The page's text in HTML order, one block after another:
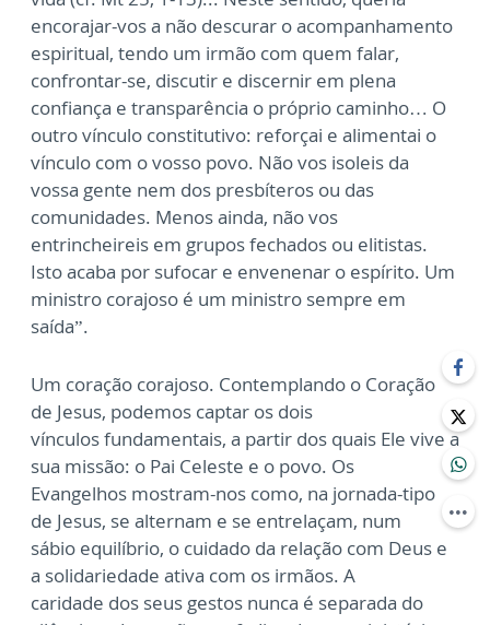
encorajar-vos a não descurar o acompanhamento
espiritual, tendo um irmão com quem falar,
confrontar-se, discutir e discernir em plena
confiança e transparência o próprio caminho… O
outro vínculo constitutivo: reforçai e alimentai o
vínculo com o vosso povo. Não vos isoleis da
vossa gente nem dos presbíteros ou das
comunidades. Menos ainda, não vos
entrincheireis em grupos fechados ou elitistas.
Isto acaba por sufocar e envenenar o espírito. Um
ministro corajoso é um ministro sempre em
saída”.
Um coração corajoso. Contemplando o Coração
de Jesus, podemos captar os dois
vínculosfundamentais, a partir dos quais Ele vive a
sua missão: o Pai Celeste e o povo. Os
Evangelhos mostram-nos como, na jornada-tipo
de Jesus, se alternam e se entrelaçam, num
sábio equilíbrio, o cuidado da relação com Deus e
a solidariedade ativa com os irmãos. A
caridade dos seus gestos nunca é separada do